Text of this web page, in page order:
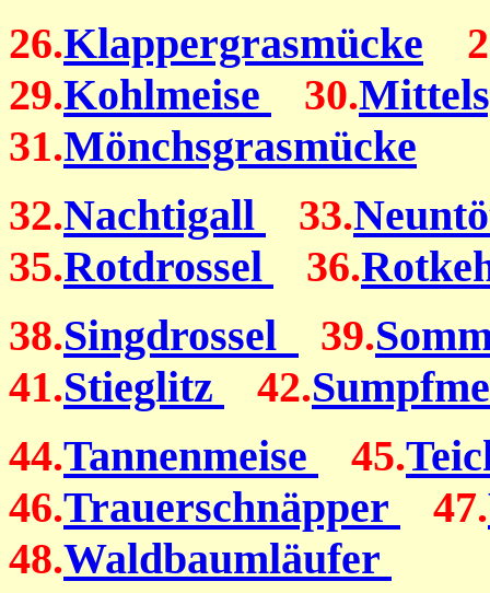
26.Klappergrasmücke
29.Kohlmeise 30.
31.Mönchsgrasmücke
32.Nachtigall 33.
35.Rotdrossel 36.
38.Singdrossel 39.
41.Stieglitz 42.
44.Tannenmeise 45.
46.Trauerschnäpper 47.
48.Waldbaumläufer